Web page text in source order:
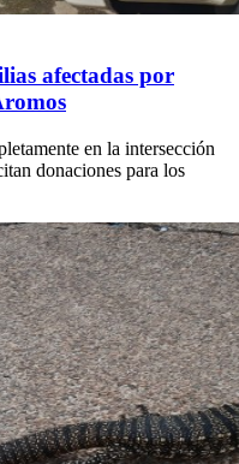
afectadas por
en la intersección
donaciones para los